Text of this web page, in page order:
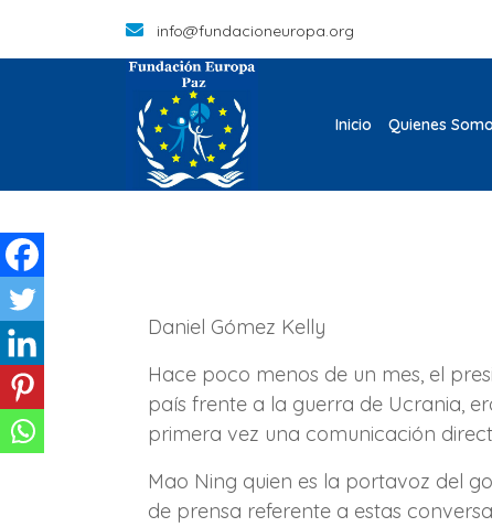
info@fundacioneuropa.org
Inicio Quienes
Daniel Gómez Kelly
Hace poco menos de un mes, el
país frente a la guerra de Ucrania,
primera vez una comunicación
Mao Ning quien es la portavoz del
de prensa referente a estas